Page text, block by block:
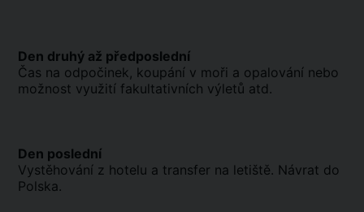
Den druhý až předposlední
Čas na odpočinek, koupání v moři a opalování nebo
možnost využití fakultativních výletů atd.
Den poslední
Vystěhování z hotelu a transfer na letiště. Návrat do
Polska.